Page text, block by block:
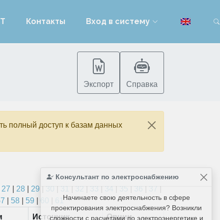
Контакты Вход в систему
Экспорт Справка
полный доступ к базам данных
Консультант по электроснабжению
Начинаете свою деятельность в сфере
проектирования электроснабжения? Возникли
сложности с расчетами по электроэнергетике и
27 28| 29 | 30 | 31 | 32 | 33 | 34 | 35 | 36 | 37 |
58 59
61
Источник Опции